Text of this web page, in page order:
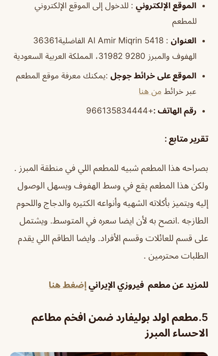
الموقع الإلكتروني : للدخول إلى الموقع الإلكتروني
للمطعم
العنوان :
5418 Al Amir Miqrin الفاضلية36361
الهفوف والمبرز 9280 31982، المملكة العربية السعودية
الموقع على خرائط جوجل :يمكنك معرفة موقع المطعم
عبر خرائط من هنا
رقم الهاتف :
+966135834444
تقرير متابع :
بصراحه هذا المطعم شبيه للمطعم اللي في منطقة المبرز .
ولكن هذا المطعم يقع في وسط الهفوف ويسهل الوصول
إليه ويتميز بأكلاته الشهيه وأنواعه الكثيره والدجاج واللحوم
الطازجه .انصح به لأن ايضا سعره في المتوسط. ويشتمل
على قسم للعائلات وقسم الأفراد. وايضا الطاقم اللي يقدم
الطلبات محترمين .
للمزيد عن مطعم فيروزي الإيراني إضغط هنا
5.مطعم اولد بوليفارد ضمن افخم مطاعم
الاحساء المبرز